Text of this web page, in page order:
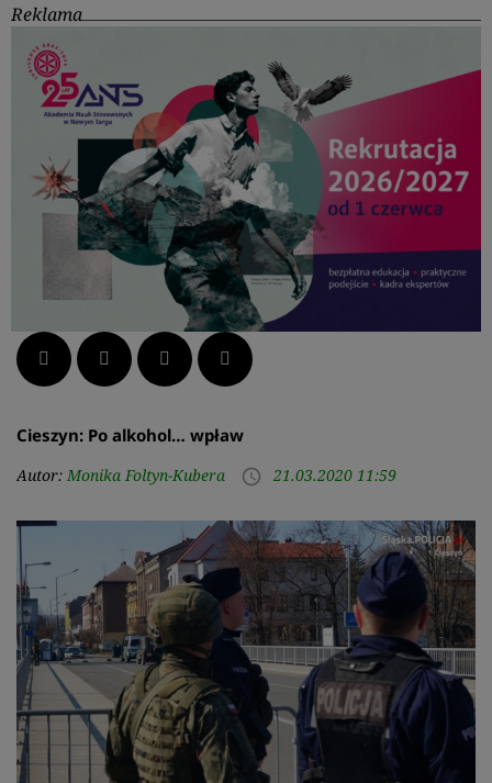
Reklama
Facebook Twitter LinkedIn Pinterest
Cieszyn: Po alkohol… wpław
Autor: Monika Foltyn-Kubera access_time 21.03.2020 11:59